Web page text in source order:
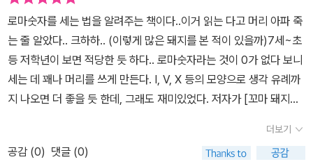
어느 정도 세겠는데 C,D,M에서는 아이가 포기해 버린다.^^로마 숫자
에서는 숫자를 모두 더한 값을 알면 되고 V,L,C를 제외하고는 모두 3
개 정도까지 나열할 수 있고 M은 무한대로 연속 나열이 가능하다고
한다. 책의 후반에는 이렇게 익힌 로마 숫자를 그림 찾기 하듯이 확인
하는 장면이 나오는데 이부분이 솔찮이 재미를 준다 .아이와 제시된
숫자만큼의 그림을 찾기 위해서 책의 구석구석을 샅샅이 살피게 되니
말이다. 이렇게 숫자를 세다보면 어느새 로마 숫자에 조금은 익숙해
진다는 사실. 그 즈음 책의 가장 마지막 페이지의 구석에 각 로마숫자
로마숫자를 세는 법을 알려주는 책이다..이거 읽는 다고 머리 아파 죽
는 줄 알았다.. 크하하.. (이렇게 많은 돼지를 본 적이 있을까)7세~초
등 저학년이 보면 적당한 듯 하다.. 로마숫자라는 것이 0가 없다 보니
세는 데 꽤나 머리를 쓰게 만든다. I, V, X 등의 모양으로 생각 유례까
지 나오면 더 좋을 듯 한데, 그래도 재미있었다. 저자가 [꼬마 돼지의
더보기
공감 (0) 댓글 (0)